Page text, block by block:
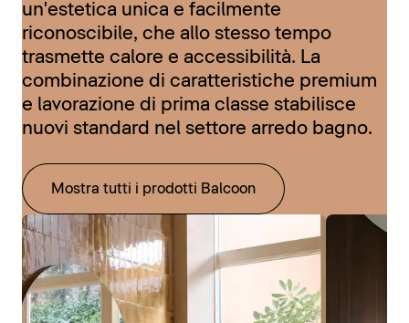
un'estetica unica e facilmente
riconoscibile, che allo stesso tempo
trasmette calore e accessibilità. La
combinazione di caratteristiche premium
e lavorazione di prima classe stabilisce
nuovi standard nel settore arredo bagno.
Mostra tutti i prodotti Balcoon